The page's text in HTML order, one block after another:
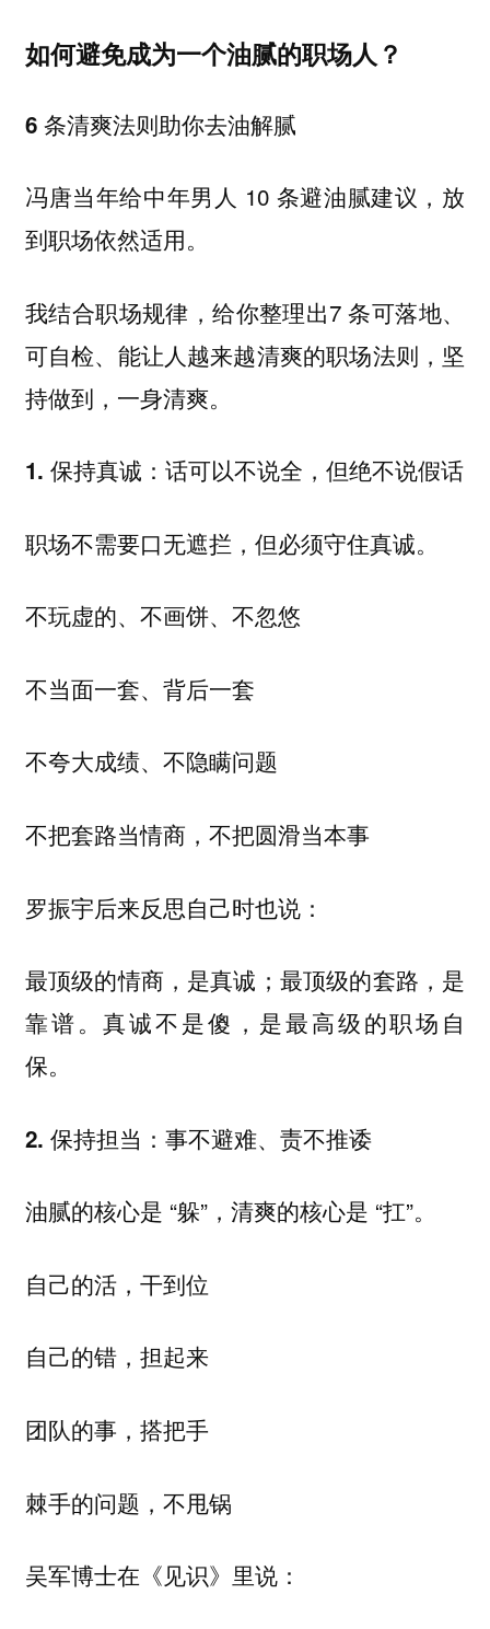
如何避免成为一个油腻的职场人？
6 条清爽法则助你去油解腻
冯唐当年给中年男人 10 条避油腻建议，放
到职场依然适用。
我结合职场规律，给你整理出7 条可落地、
可自检、能让人越来越清爽的职场法则，坚
持做到，一身清爽。
1. 保持真诚：话可以不说全，但绝不说假话
职场不需要口无遮拦，但必须守住真诚。
不玩虚的、不画饼、不忽悠
不当面一套、背后一套
不夸大成绩、不隐瞒问题
不把套路当情商，不把圆滑当本事
罗振宇后来反思自己时也说：
最顶级的情商，是真诚；最顶级的套路，是
靠谱。真诚不是傻，是最高级的职场自
保。
2. 保持担当：事不避难、责不推诿
油腻的核心是 “躲”，清爽的核心是 “扛”。
自己的活，干到位
自己的错，担起来
团队的事，搭把手
棘手的问题，不甩锅
吴军博士在《见识》里说：